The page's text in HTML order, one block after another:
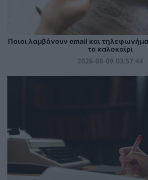
Ποιοι λαμβάνουν email και
το καλοκαίρι
2026-08-09 03:57:44